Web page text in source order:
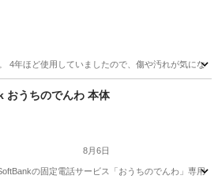
4年ほど使用していましたので、傷や汚れが気にな
生活家電
おうちのでんわ 本体
8月6日
の固定電話サービス「おうちのでんわ」専用